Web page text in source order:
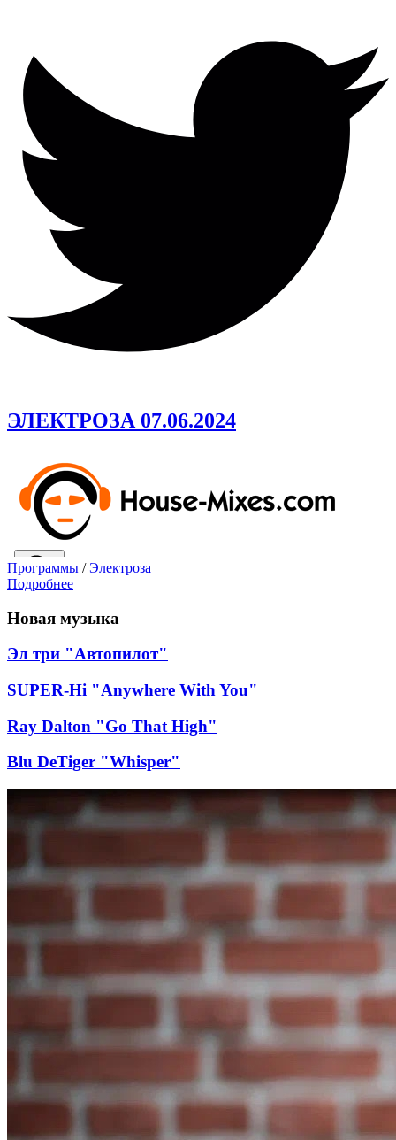
ЭЛЕКТРОЗА 07.06.2024
Программы /Электроза
Подробнее
Новая музыка
Эл три "Автопилот"
SUPER-Hi "Anywhere With You"
Ray Dalton "Go That High"
Blu DeTiger "Whisper"